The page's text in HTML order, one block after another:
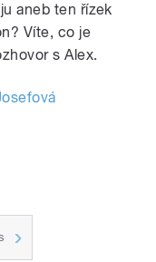
aneb ten řízek
Víte, co je
s Alex.